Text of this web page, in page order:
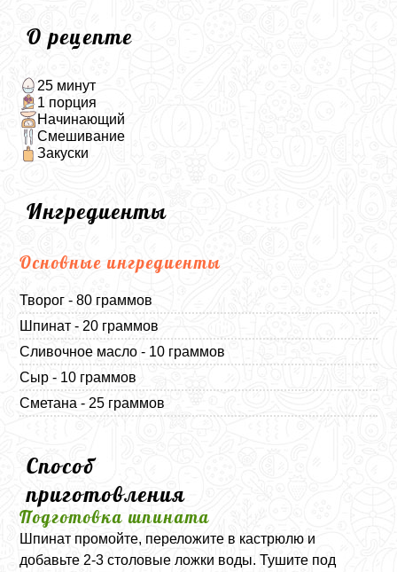
О рецепте
25 минут
1 порция
Начинающий
Смешивание
Закуски
Ингредиенты
Основные ингредиенты
Творог - 80 граммов
Шпинат - 20 граммов
Сливочное масло - 10 граммов
Сыр - 10 граммов
Сметана - 25 граммов
Способ
приготовления
Подготовка шпината
Шпинат промойте, переложите в кастрюлю и
добавьте 2-3 столовые ложки воды. Тушите под